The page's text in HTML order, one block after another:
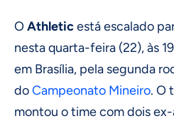
OAthleticestá escalado
nesta quarta-feira (22), às
em Brasília, pela segunda
doCampeonato Mineiro. O
montou o time com dois